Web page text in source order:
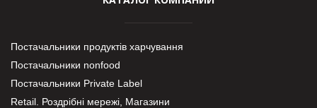
Постачальники продуктів харчування
Постачальники nonfood
Постачальники Private Label
Retail. Роздрібні мережі, Магазини